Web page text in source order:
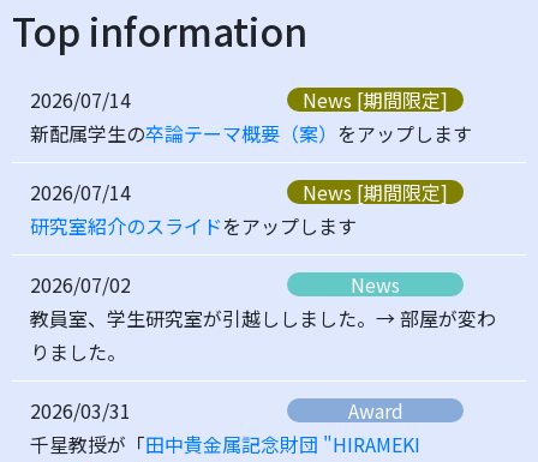
Top information
2026/07/14
News [期間限定]
新配属学生の卒論テーマ概要（案） をアップします
2026/07/14
News [期間限定]
研究室紹介のスライドをアップします
2026/07/02
News
教員室、学生研究室が引越ししました。→ 部屋が変わ
りました。
2026/03/31
Award
千星教授が「田中貴金属記念財団 "HIRAMEKI